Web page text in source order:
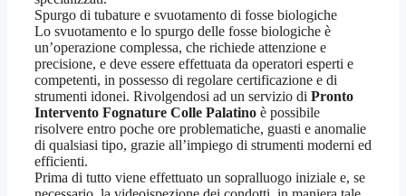
Spurgo di tubature e svuotamento di fosse biologiche
Lo svuotamento e lo spurgo delle fosse biologiche è
un’operazione complessa, che richiede attenzione e
precisione, e deve essere effettuata da operatori esperti e
competenti, in possesso di regolare certificazione e di
strumenti idonei. Rivolgendosi ad un servizio di Pronto
Intervento Fognature Colle Palatino è possibile
risolvere entro poche ore problematiche, guasti e anomalie
di qualsiasi tipo, grazie all’impiego di strumenti moderni ed
efficienti.
Prima di tutto viene effettuato un sopralluogo iniziale e, se